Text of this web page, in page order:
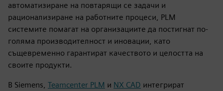
Разберете ползите
PLM софтуера играе решаваща роля за подобряване на